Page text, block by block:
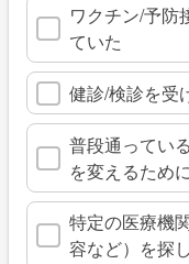
ワクチン/予防
ていた
健診/検診を受
普段通ってい
を変えるため
特定の医療機
容など）を探